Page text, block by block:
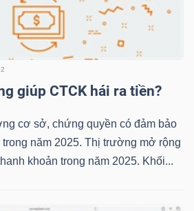
giúp CTCK hái ra tiền?
cơ sở, chứng quyền có đảm bảo
năm 2025. Thị trường mở rộng
khoản trong năm 2025. Khối...